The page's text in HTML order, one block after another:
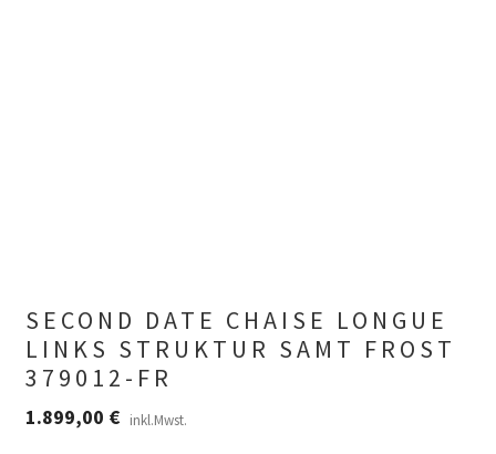
SECOND DATE CHAISE LONGUE
LINKS STRUKTUR SAMT FROST
379012-FR
1.899,00 € inkl.Mwst.